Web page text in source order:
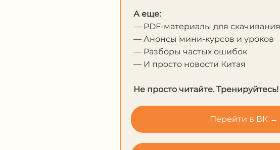
А еще:
— PDF-материалы для скачивания
— Анонсы мини-курсов и уроков
— Разборы частых ошибок
— И просто новости Китая
Не просто читайте. Тренируйтесь!
Перейти в ВК →